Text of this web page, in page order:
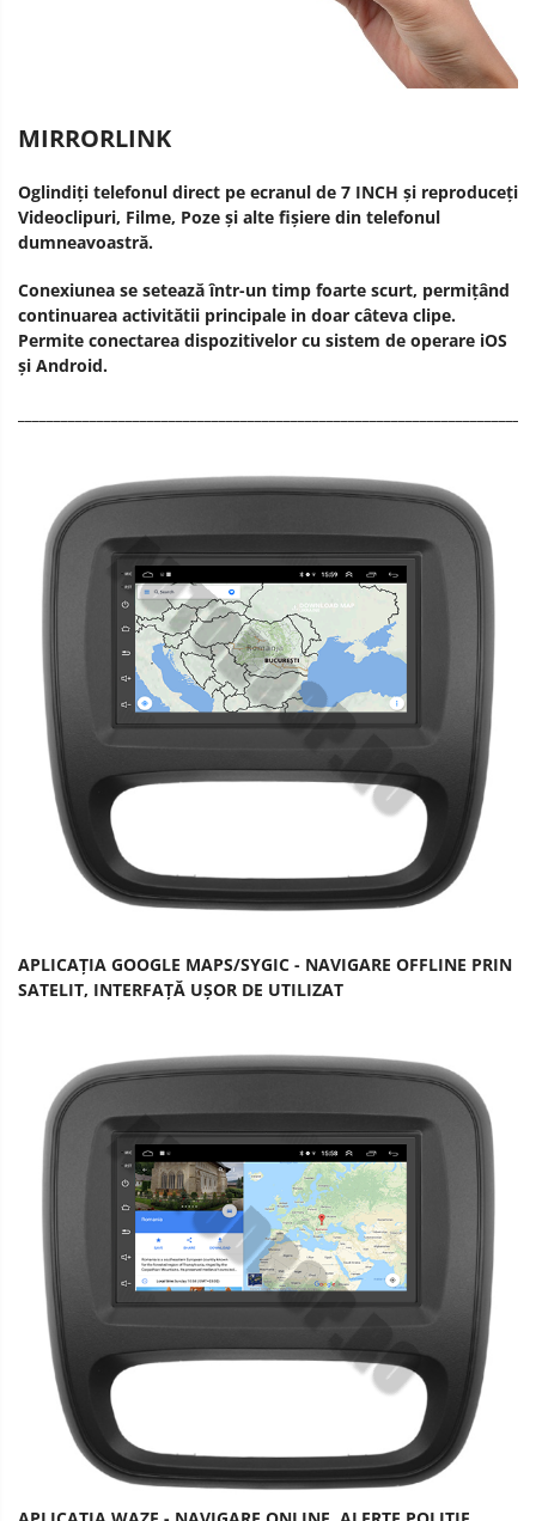
MIRRORLINK
Oglindiți telefonul direct pe ecranul de 7 INCH și reproduceți
Videoclipuri, Filme, Poze și alte fișiere din telefonul
dumneavoastră.
Conexiunea se setează într-un timp foarte scurt, permițând
continuarea activitătii principale in doar câteva clipe.
Permite conectarea dispozitivelor cu sistem de operare iOS
și Android.
APLICAȚIA GOOGLE MAPS/SYGIC - NAVIGARE OFFLINE PRIN
SATELIT, INTERFAȚĂ UȘOR DE UTILIZAT